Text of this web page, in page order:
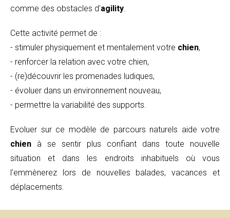
comme des obstacles d'agility
Cette activité permet de :
- stimuler physiquement et mentalement votre chien,
- renforcer la relation avec votre chien,
- (re)découvrir les promenades ludiques,
- évoluer dans un environnement nouveau,
- permettre la variabilité des supports.
Evoluer sur ce modèle de parcours naturels aide votre
chien à se sentir plus confiant dans toute nouvelle
situation et dans les endroits inhabituels où vous
l'emmènerez lors de nouvelles balades, vacances et
déplacements.